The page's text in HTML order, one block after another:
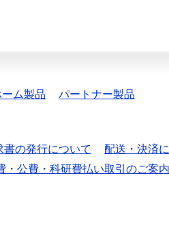
ム製品 パートナー製品
書の発行について 配送・決済
・公費・科研費払い取引のご案内